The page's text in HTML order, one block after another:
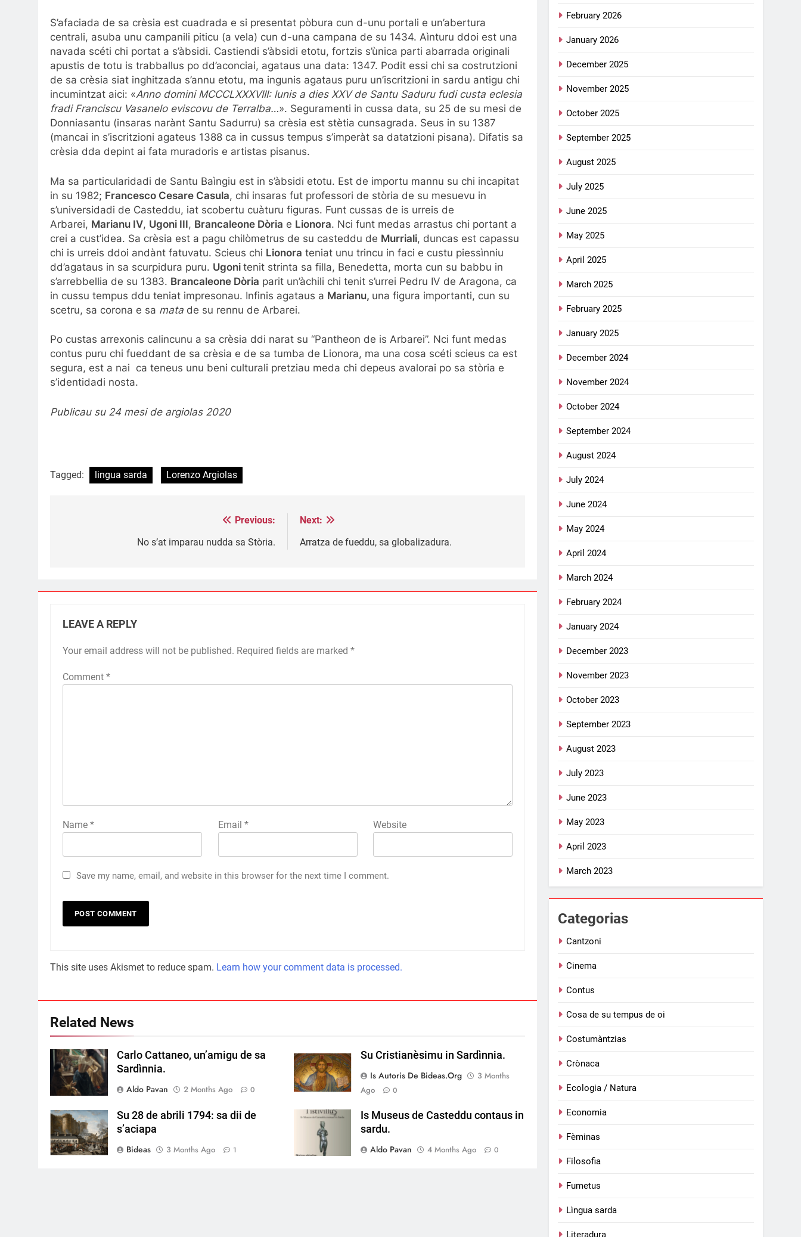
S’afaciada de sa crèsia est cuadrada e si presentat pòbura cun d-unu portali e un’abertura
centrali, asuba unu campanili piticu (a vela) cun d-una campana de su 1434. Aìnturu ddoi est una
navada scéti chi portat a s’àbsidi. Castiendi s’àbsidi etotu, fortzis s’ùnica parti abarrada originali
apustis de totu is trabballus po dd’aconciai, agataus una data: 1347. Podit essi chi sa costrutzioni
de sa crèsia siat inghitzada s’annu etotu, ma ingunis agataus puru un’iscritzioni in sardu antigu chi
incumintzat aici: «Anno domini MCCCLXXXVIII: lunis a dies XXV de Santu Saduru fudi custa eclesia
fradi Franciscu Vasanelo eviscovu de Terralba…». Seguramenti in cussa data, su 25 de su mesi de
Donniasantu (insaras narànt Santu Sadurru) sa crèsia est stètia cunsagrada. Seus in su 1387
(mancai in s’iscritzioni agateus 1388 ca in cussus tempus s’imperàt sa datatzioni pisana). Difatis sa
crèsia dda depint ai fata muradoris e artistas pisanus.
Ma sa particularidadi de Santu Baìngiu est in s’àbsidi etotu. Est de importu mannu su chi incapitat
in su 1982; Francesco Cesare Casula, chi insaras fut professori de stòria de su mesuevu in
s’universidadi de Casteddu, iat scobertu cuàturu figuras. Funt cussas de is urreis de
Arbarei, Marianu IV, Ugoni III, Brancaleone Dòria e Lionora. Nci funt medas arrastus chi portant a
crei a cust’idea. Sa crèsia est a pagu chilòmetrus de su casteddu de Murriali, duncas est capassu
chi is urreis ddoi andànt fatuvatu. Scieus chi Lionora teniat unu trincu in faci e custu piessìnniu
dd’agataus in sa scurpidura puru. Ugoni tenit strinta sa filla, Benedetta, morta cun su babbu in
s’arrebbellia de su 1383. Brancaleone Dòria parit un’àchili chi tenit s’urrei Pedru IV de Aragona, ca
in cussu tempus ddu teniat impresonau. Infinis agataus a Marianu, una figura importanti, cun su
scetru, sa corona e sa mata de su rennu de Arbarei.
Po custas arrexonis calincunu a sa crèsia ddi narat su “Pantheon de is Arbarei”. Nci funt medas
contus puru chi fueddant de sa crèsia e de sa tumba de Lionora, ma una cosa scéti scieus ca est
segura, est a nai ca teneus unu beni culturali pretziau meda chi depeus avalorai po sa stòria e
s’identidadi nosta.
Publicau su 24 mesi de argiolas 2020
Tagged: lingua sarda Lorenzo Argiolas
Previous:
No s’at imparau nudda sa Stòria.
Next:
Arratza de fueddu, sa globalizadura.
LEAVE A REPLY
Your email address will not be published. Required fields are marked *
Comment *
Name * Email * Website
Save my name, email, and website in this browser for the next time I comment.
This site uses Akismet to reduce spam. Learn how your comment data is processed.
Related News
Carlo Cattaneo, un’amigu de sa
Sardìnnia.
Aldo Pavan
2 Months Ago 0
Su Cristianèsimu in Sardìnnia.
Is Autoris De Bideas.org
3 Months
Ago
0
Su 28 de abrili 1794: sa dii de
s’aciapa
Bideas
3 Months Ago 1
Is Museus de Casteddu contaus in
sardu.
Aldo Pavan
4 Months Ago 0
February 2026
January 2026
December 2025
November 2025
October 2025
September 2025
August 2025
July 2025
June 2025
May 2025
April 2025
March 2025
February 2025
January 2025
December 2024
November 2024
October 2024
September 2024
August 2024
July 2024
June 2024
May 2024
April 2024
March 2024
February 2024
January 2024
December 2023
November 2023
October 2023
September 2023
August 2023
July 2023
June 2023
May 2023
April 2023
March 2023
Categorias
Cantzoni
Cinema
Contus
Cosa de su tempus de oi
Costumàntzias
Crònaca
Ecologia / Natura
Economia
Fèminas
Filosofia
Fumetus
Lìngua sarda
Literadura